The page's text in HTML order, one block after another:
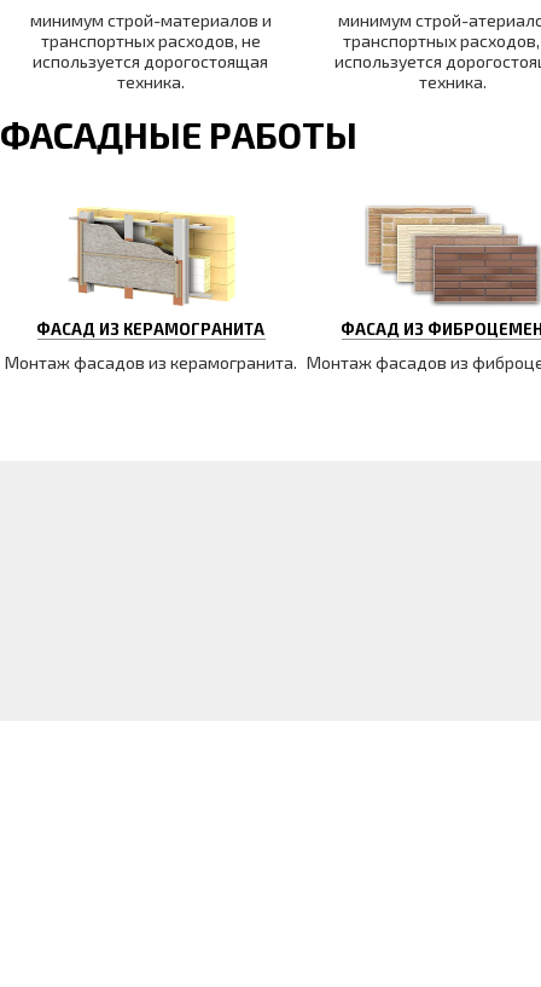
минимум строй-материалов и
транспортных расходов, не
используется дорогостоящая
техника.
минимум строй-
транспортных
используется
техника.
ФАСАДНЫЕ РАБОТЫ
ФАСАД ИЗ КЕРАМОГРАНИТА
Монтаж фасадов из керамогранита.
ФАСАД ИЗ
Монтаж фасадов из